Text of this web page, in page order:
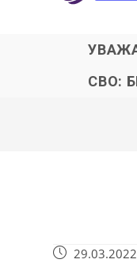
СВО:
29.03.2022